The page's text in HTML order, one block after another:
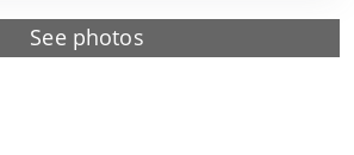
See photos